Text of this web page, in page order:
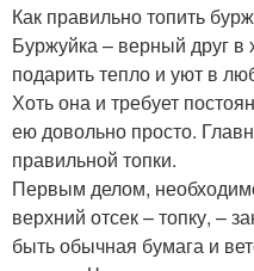
Как правильно топить
Буржуйка – верный друг
подарить тепло и уют в
Хоть она и требует
ею довольно просто.
правильной топки.
Первым делом,
верхний отсек – топку, –
быть обычная бумага и